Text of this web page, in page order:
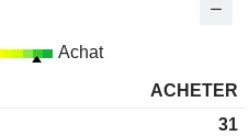
Achat
ACHETER
31